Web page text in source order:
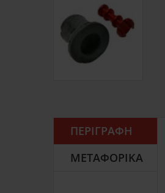
ΠΕΡΙΓΡΑΦΉ
ΜΕΤΑΦΟΡΙΚΆ